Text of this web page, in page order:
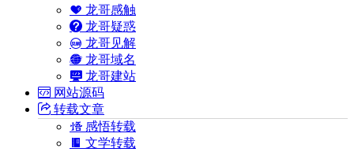
龙哥感触
龙哥疑惑
龙哥见解
龙哥域名
龙哥建站
网站源码
转载文章
感悟转载
文学转载